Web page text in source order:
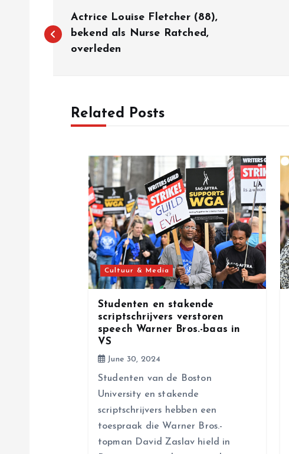
o
Actrice Louise Fletcher (88),
bekend als Nurse Ratched,
overleden
Related Posts
Cultuur & Media
Studenten en stakende
scriptschrijvers verstoren
speech Warner Bros.-baas in
VS
June 30, 2024
Studenten van de Boston
University en stakende
scriptschrijvers hebben een
toespraak die Warner Bros.-
topman David Zaslav hield in